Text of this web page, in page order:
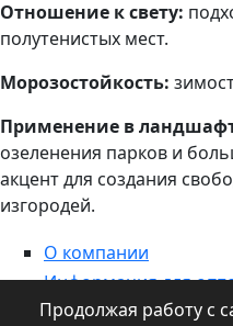
Отношение к свету:
полутенистых ​​мест.
Морозостойкость:
Применение в
озеленения парков и
акцент для создания
изгородей.
О компании
Информация для
Контакты
Продолжая работу с